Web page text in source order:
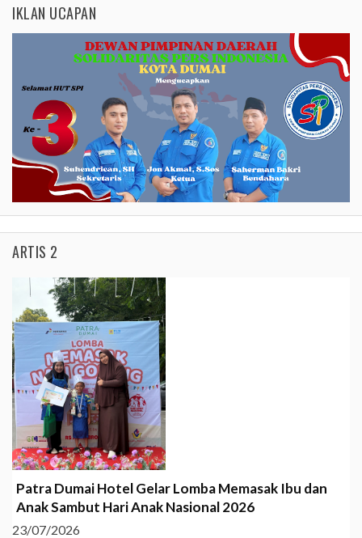
IKLAN UCAPAN
ARTIS 2
Patra Dumai Hotel Gelar Lomba Memasak Ibu dan
Anak Sambut Hari Anak Nasional 2026
23/07/2026